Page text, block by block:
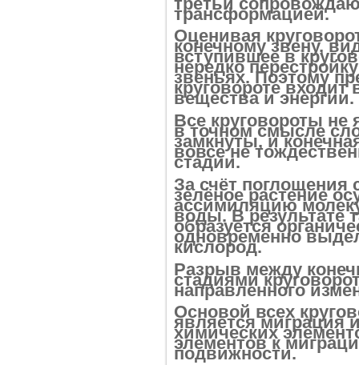
трансформацией.
Оценивая
конечному звену,
вступившее в
нередко
звеньях. Поэтому
круговороте
вещества и энергии.
Все круговороты не
в точном смысле
замкнуты, и
вовсе не
стадии.
За счёт поглощения
зелёное растение
ассимиляцию
воды. В результате
образуется
одновременно
кислород.
Разрыв между
стадиями
направленного
Основой всех
является миграция
химических
элементов к
подвижности.